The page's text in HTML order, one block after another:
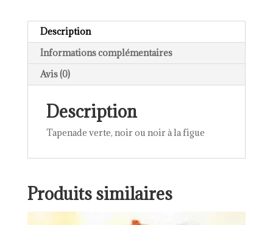
Description
Informations complémentaires
Avis (0)
Description
Tapenade verte, noir ou noir à la figue
Produits similaires